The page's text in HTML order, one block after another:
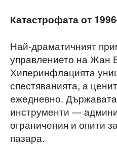
Катастрофата от
Най-драматичният
управлението на Жан
Хиперинфлацията
спестяванията, а
ежедневно.
инструменти —
ограничения и опити
пазара.